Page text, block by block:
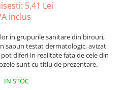
5,41 Lei
inclus
in grupurile sanitare din birouri,
sapun testat dermatologic, avizat
diferi in realitate fata de cele din
sunt cu titlu de prezentare.
IN STOC